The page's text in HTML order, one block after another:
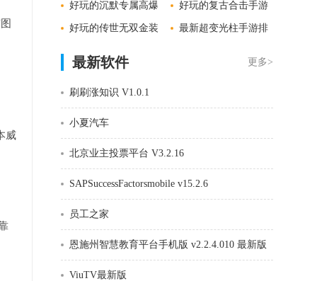
威
集锦 游合集
好玩的沉默专属高爆
手游推荐
好玩的复古合击手游
集锦
好玩的传世无双金装 最新超变光柱手游排
最新软件 更多>
刷刷涨知识 V1.0.1
小夏汽车
北京业主投票平台 V3.2.16
SAPSuccessFactorsmobile v15.2.6
员工之家
恩施州智慧教育平台手机版 v2.2.4.010 最新版
ViuTV最新版